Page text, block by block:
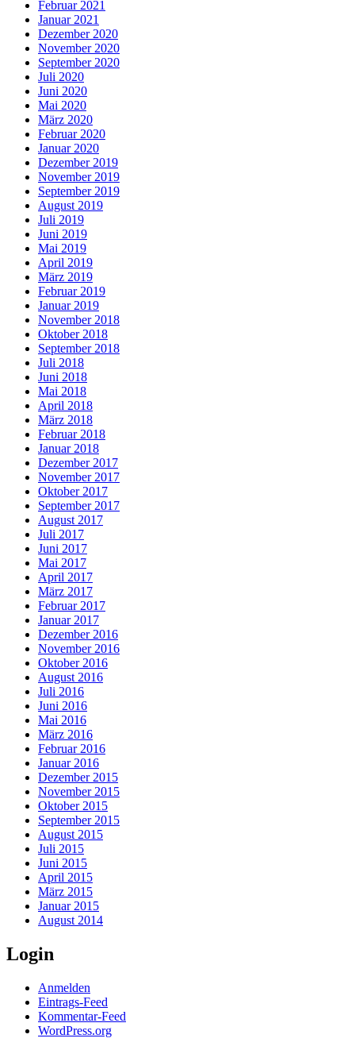
Februar 2021
Januar 2021
Dezember 2020
November 2020
September 2020
Juli 2020
Juni 2020
Mai 2020
März 2020
Februar 2020
Januar 2020
Dezember 2019
November 2019
September 2019
August 2019
Juli 2019
Juni 2019
Mai 2019
April 2019
März 2019
Februar 2019
Januar 2019
November 2018
Oktober 2018
September 2018
Juli 2018
Juni 2018
Mai 2018
April 2018
März 2018
Februar 2018
Januar 2018
Dezember 2017
November 2017
Oktober 2017
September 2017
August 2017
Juli 2017
Juni 2017
Mai 2017
April 2017
März 2017
Februar 2017
Januar 2017
Dezember 2016
November 2016
Oktober 2016
August 2016
Juli 2016
Juni 2016
Mai 2016
März 2016
Februar 2016
Januar 2016
Dezember 2015
November 2015
Oktober 2015
September 2015
August 2015
Juli 2015
Juni 2015
April 2015
März 2015
Januar 2015
August 2014
Login
Anmelden
Eintrags-Feed
Kommentar-Feed
WordPress.org